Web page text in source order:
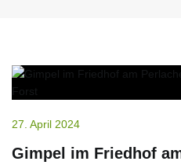
27. April 2024
Gimpel im Friedhof